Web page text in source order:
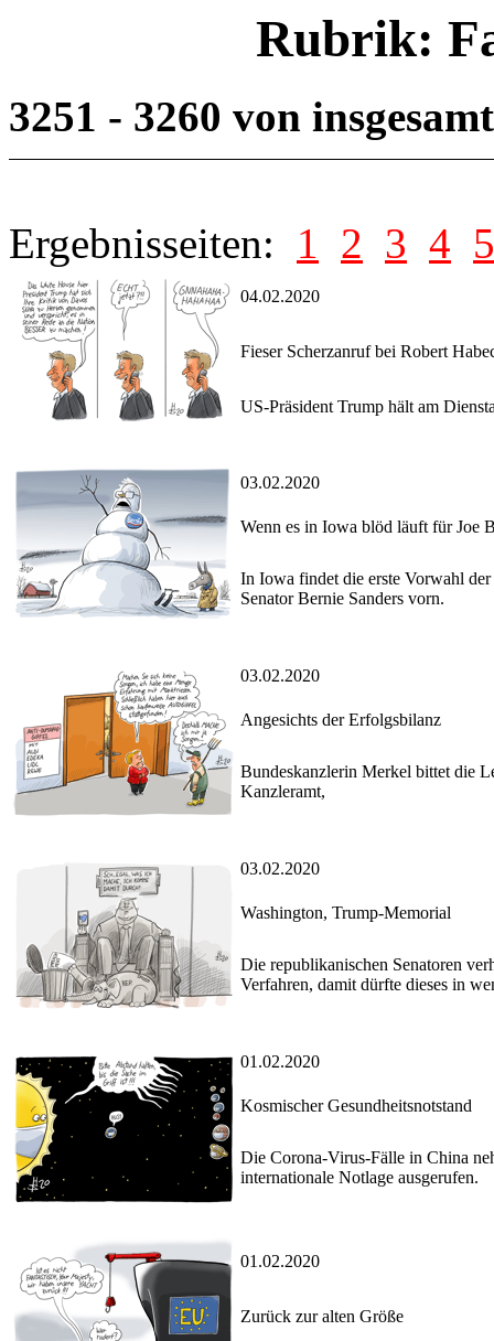
Rubrik:
3251 - 3260 von
Ergebnisseiten: 1 2 3 4 5
04.02.2020
Fieser Scherzanruf bei Robert
US-Präsident Trump hält am
03.02.2020
Wenn es in Iowa blöd läuft für Joe
In Iowa findet die erste Vorwahl
Senator Bernie Sanders vorn.
03.02.2020
Angesichts der Erfolgsbilanz
Bundeskanzlerin Merkel bittet die
Kanzleramt,
03.02.2020
Washington, Trump-Memorial
Die republikanischen Senatoren
Verfahren, damit dürfte dieses in
01.02.2020
Kosmischer Gesundheitsnotstand
Die Corona-Virus-Fälle in China
internationale Notlage ausgerufen.
01.02.2020
Zurück zur alten Größe